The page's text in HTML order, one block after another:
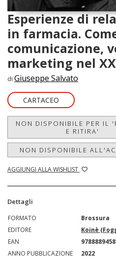
Esperienze di
in farmacia.
comunicazione,
marketing nel
di Giuseppe Salvato
CARTACEO
NON DISPONIBILE PER IL
E RITIRA'
NON DISPONIBILE
AGGIUNGI ALLA WISHLIST
Dettagli
FORMATO
Brossura
EDITORE
Koinè
EAN
ANNO PUBBLICAZIONE
2022